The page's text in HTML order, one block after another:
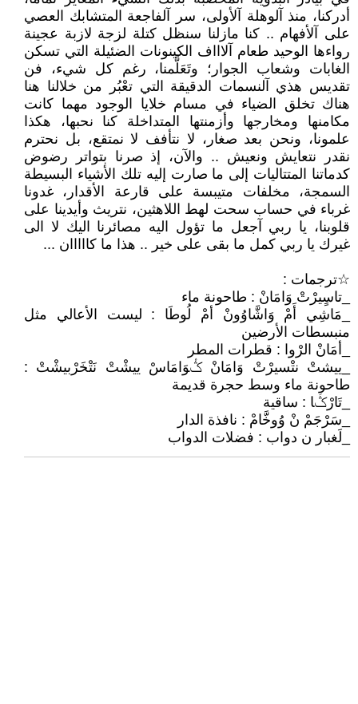
أدركنا، منذ آلوهلة آلأولى، سر آلفاجعة المتشابك العصي
على آلأفهام .. كنا مازلنا سنظل كتلة لزجة لازبة عجينة
رواءها الوحيد طعام آلاااف الكينونات الضئيلة التي تسكن
الغابات وشعاب الجوار؛ وتَعَلَّمنا، رغم كل شيء، فن
تقديس هذي آلنسمات الدقيقة التي تعْبُر من خلالنا هنا
هناك تخلق الضياء في مسام خلايا الوجود مهما كانت
مكامنها ومخارجها وأزمنتها المتداخلة كنا نحبها، هكذا
علمونا، ونحن بعد صغار، لا نتأفف لا نمتقع، بل نحترم
نقدر نتعايش ونعيش .. والآن، إذ صرنا بتواتر رضوض
كدماتنا المتتاليات إلى ما صارت إليه تلك الأشياء البسيطة
السمجة، مخلفات متيبسة على قارعة الأقدار، غدونا
غرباء في حساب سحت لهط اللاهثين، نتريث وأيدينا على
قلوبنا، يا ربي آجعل ما تؤول اليه مصائرنا اليك لا الى
غيرك يا ربي كمل ما بقى على خير .. هذا ما كااااان ...
☆ترجمات :
_تاسٍيرْتْ وَامَانْ : طاحونة ماء
_مَاشِي أَمْ وَاشَّاوُونْ أمْ لُوطَا : ليست الأعالي مثل
منبسطات الأرضين
_أمَانْ الرْوا : قطرات المطر
_ييشتْ نتْسيرْتْ وَامَانْ ݣْوَامَاسْ ييشْتْ نَتْخَرْبيشْتْ :
طاحونة ماء وسط حجرة قديمة
_تَارْݣَا : ساقية
_سَرْجَمْ نْ وُوخَّامْ : نافذة الدار
_لَغبار ن دواب : فضلات الدواب